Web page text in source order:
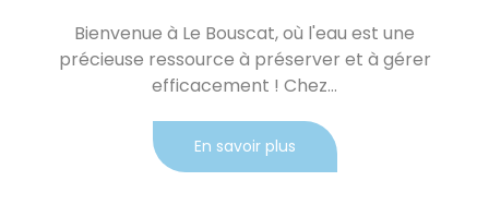
Bienvenue à Le Bouscat, où l'eau est une
précieuse ressource à préserver et à gérer
efficacement ! Chez...
En savoir plus